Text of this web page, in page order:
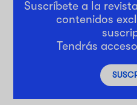
Suscríbete a la
contenidos
Tendrás